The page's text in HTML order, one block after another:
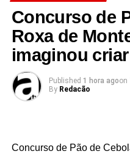
Durante a ordem do dia, o
aprovou diversos pontos
Plano Estratégico
aprovado e será
as metas da União
Concurso de
Roxa de
imaginou
Published 1 hora agoon
By Redacão
Concurso de Pão de